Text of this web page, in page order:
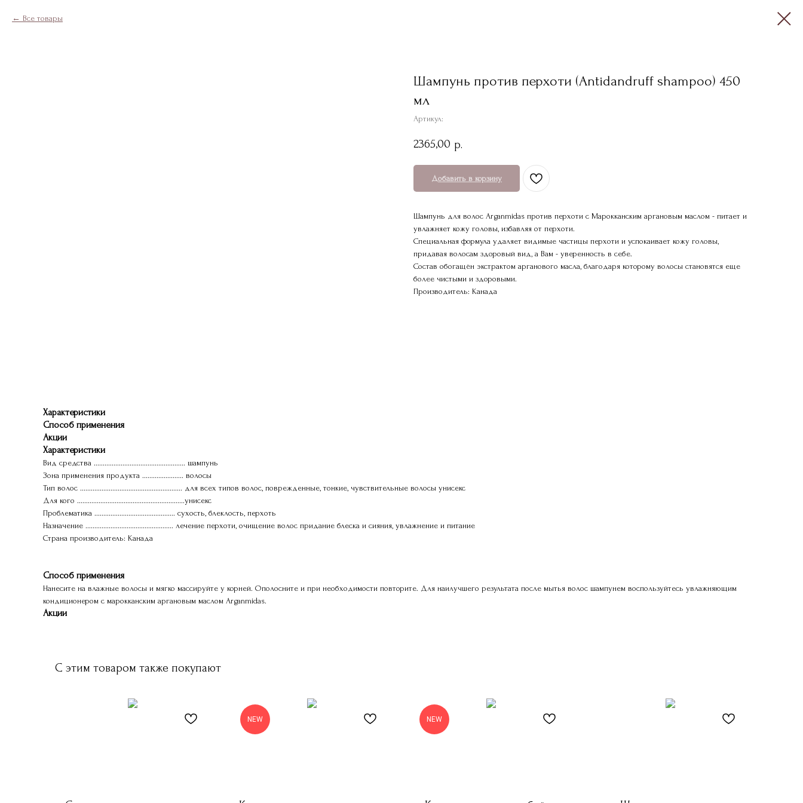
Все товары
Шампунь против перхоти (Antidandruff shampoo) 450
мл
Артикул:
2365,00 р.
Добавить в корзину
Шампунь для волос Arganmidas против перхоти с Марокканским аргановым маслом - питает и
увлажняет кожу головы, избавляя от перхоти.
Специальная формула удаляет видимые частицы перхоти и успокаивает кожу головы,
придавая волосам здоровый вид, а Вам - уверенность в себе.
Состав обогащён экстрактом арганового масла, благодаря которому волосы становятся еще
более чистыми и здоровыми.
Производитель: Канада
Характеристики
Способ применения
Акции
Характеристики
Вид средства ................................................... шампунь
Зона применения продукта ....................... волосы
Тип волос ......................................................... для всех типов волос, поврежденные, тонкие, чувствительные волосы унисекс
Для кого ............................................................унисекс
Проблематика ............................................. сухость, блеклость, перхоть
Назначение ................................................. лечение перхоти, очищение волос придание блеска и сияния, увлажнение и питание
Страна производитель: Канада
Способ применения
Нанесите на влажные волосы и мягко массируйте у корней. Ополосните и при необходимости повторите. Для наилучшего результата после мытья волос шампунем воспользуйтесь увлажняющим
кондиционером с марокканским аргановым маслом Arganmidas.
Акции
С этим товаром также покупают
NEW NEW